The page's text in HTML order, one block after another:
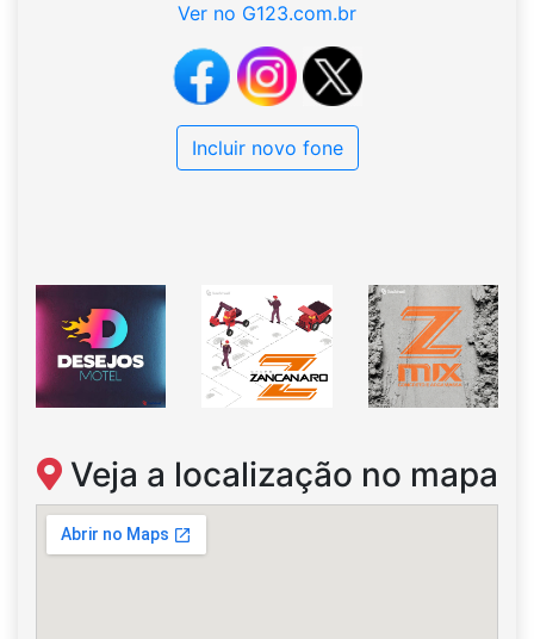
Ver no G123.com.br
Incluir novo fone
Veja a localização no mapa